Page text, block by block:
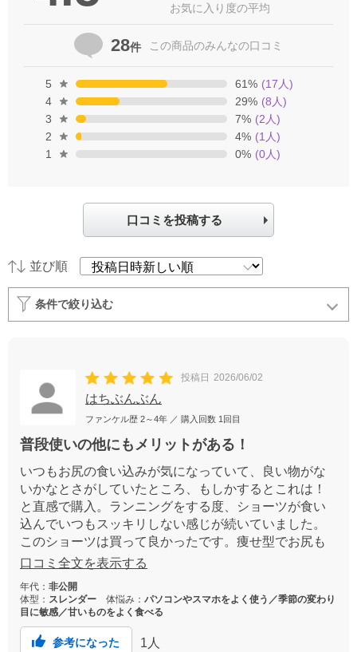
お気に入り度の平均
28件 この商品のみんなの口コミ
5 61% (17 人)
4
29% (8 人)
3
7% (2 人)
2
4% (1 人)
1
0% (0人)
口コミを投稿する
並び順
条件で絞り込む
投稿日 2026/06/02
はちぶんぶん
ファンケル歴 2～4年 ／ 購入回数 1回目
普段使いの他にもメリットがある！
いつもお尻の食い込みが気になっていて、良い物がな
いかなとさがしていたところ、もしかするとこれは！
と直感で購入。ランニングをする度、ショーツが食い
込んでいつもスッキリしない感じが続いていました。
このショーツは買って良かったです。痩せ型でお尻も
メリハリもないので体型を調えてくれるということも
口コミ全文を表示する
年代： 非公開
体型： スレンダー 体悩み： パソコンやスマホをよく使う／季節の変わり
目に敏感／甘いものをよく食べる
参考になった 1 人